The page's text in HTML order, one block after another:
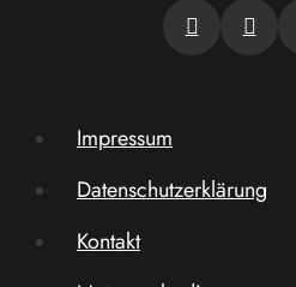
Impressum
Datenschutzerklärung
Kontakt